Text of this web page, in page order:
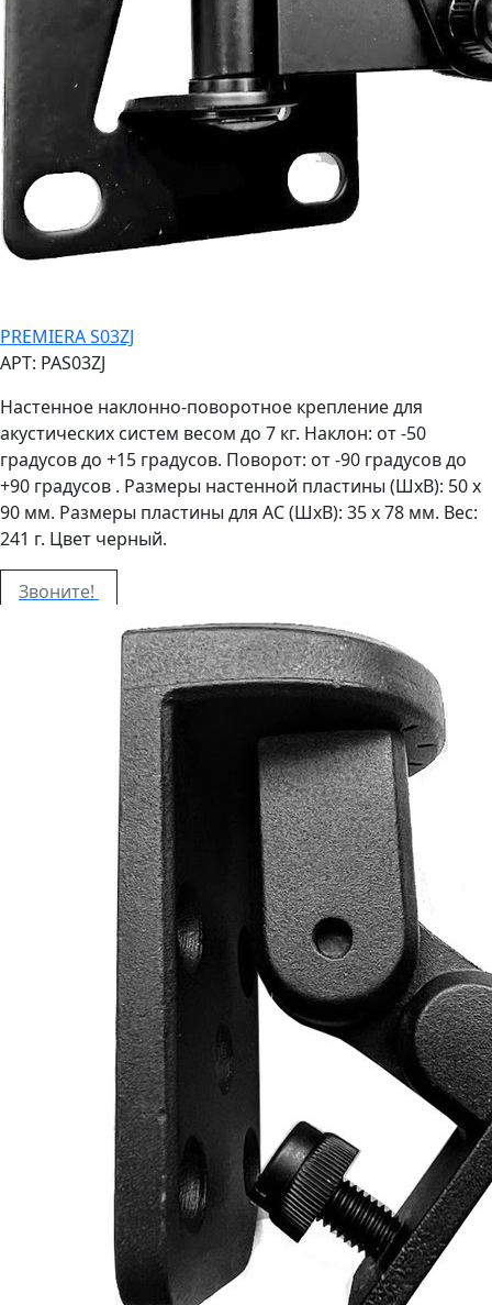
PREMIERA S03ZJ
АРТ: PAS03ZJ
Настенное наклонно-поворотное крепление для
акустических систем весом до 7 кг. Наклон: от -50
градусов до +15 градусов. Поворот: от -90 градусов до
+90 градусов . Размеры настенной пластины (ШxВ): 50 х
90 мм. Размеры пластины для АС (ШxВ): 35 х 78 мм. Вес:
241 г. Цвет черный.
Звоните!